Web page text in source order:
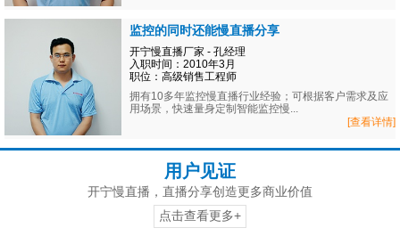
监控的同时还能慢直播分享
开宁慢直播厂家 - 孔经理
入职时间：2010年3月
职位：高级销售工程师
拥有10多年监控慢直播行业经验；可根据客户需求及应
用场景，快速量身定制智能监控慢...
[查看详情]
用户见证
开宁慢直播，直播分享创造更多商业价值
点击查看更多+